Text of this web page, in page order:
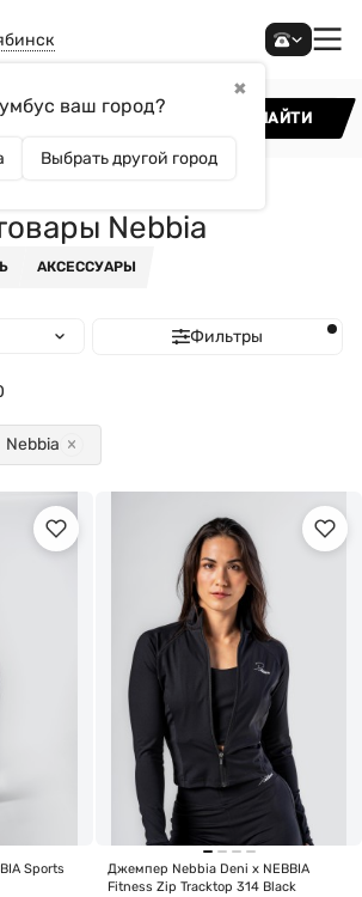
✖
ваш город?
Выбрать другой город
НАЙТИ
Nebbia
АКСЕССУАРЫ
Фильтры
Nebbia
Sports
Джемпер Nebbia Deni x NEBBIA
Fitness Zip Tracktop 314 Black